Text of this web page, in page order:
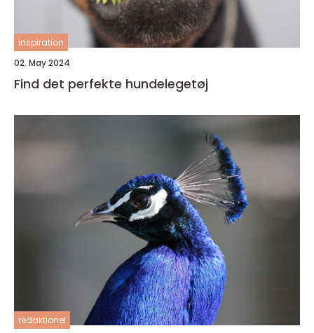
inspiration
02. May 2024
Find det perfekte hundelegetøj
redaktionel